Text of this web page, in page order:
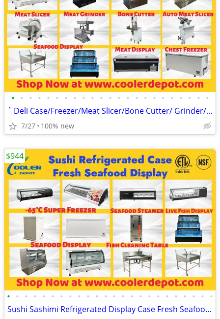
• • • • • • • • • • • • • • • • • • • • • • •
` Deli Case/Freezer/Meat Slicer/Bone Cutter/ Grinder/ Saw
7/27 100% new
• • • • • • • • • • • • • • • • • • • • • • • •
Sushi Sashimi Refrigerated Display Case Fresh Seafood Showcase Fish Cl
$944